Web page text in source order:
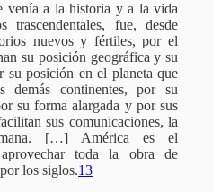
venía a la historia y a la vida
trascendentales, fue, desde
nuevos y fértiles, por el
su posición geográfica y su
su posición en el planeta que
demás continentes, por su
su forma alargada y por sus
sus comunicaciones, la
[…] América es el
toda la obra de
los siglos.13